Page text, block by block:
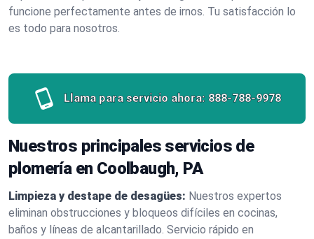
funcione perfectamente antes de irnos. Tu satisfacción lo
es todo para nosotros.
Llama para servicio ahora: 888-788-9978
Nuestros principales servicios de
plomería en Coolbaugh, PA
Limpieza y destape de desagües: Nuestros expertos
eliminan obstrucciones y bloqueos difíciles en cocinas,
baños y líneas de alcantarillado. Servicio rápido en